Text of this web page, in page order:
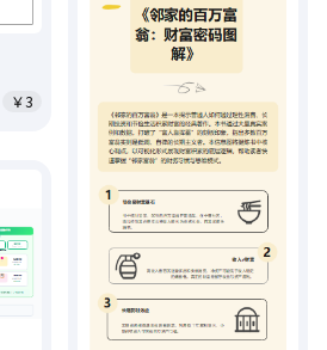
￥3